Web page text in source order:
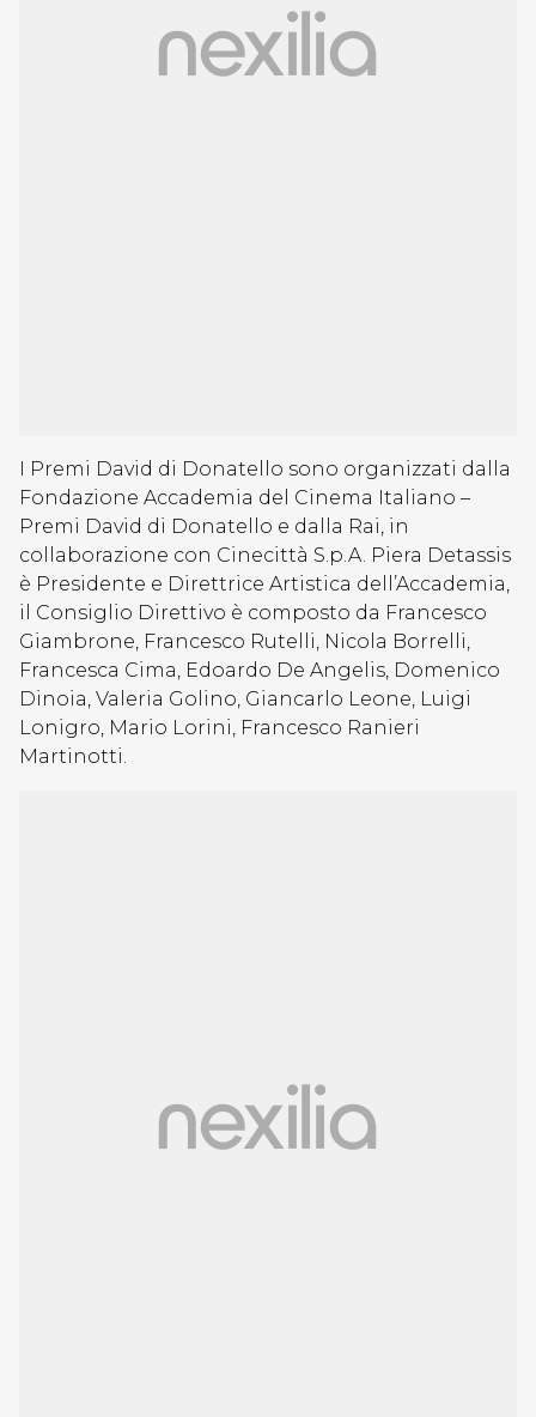
I Premi David di Donatello sono organizzati dalla
Fondazione Accademia del Cinema Italiano –
Premi David di Donatello e dalla Rai, in
collaborazione con Cinecittà S.p.A. Piera Detassis
è Presidente e Direttrice Artistica dell’Accademia,
il Consiglio Direttivo è composto da Francesco
Giambrone, Francesco Rutelli, Nicola Borrelli,
Francesca Cima, Edoardo De Angelis, Domenico
Dinoia, Valeria Golino, Giancarlo Leone, Luigi
Lonigro, Mario Lorini, Francesco Ranieri
Martinotti.